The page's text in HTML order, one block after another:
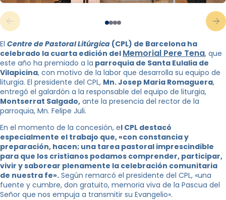
El Centre de Pastoral Litúrgica (CPL) de Barcelona ha
celebrado la cuarta edición del Memorial Pere Tena, que
este año ha premiado a la parroquia de Santa Eulalia de
Vilapicina, con motivo de la labor que desarrolla su equipo de
liturgia. El presidente del CPL, Mn. Josep Maria Romaguera,
entregó el galardón a la responsable del equipo de liturgia,
Montserrat Salgado, ante la presencia del rector de la
parroquia, Mn. Felipe Juli.
En el momento de la concesión, el CPL destacó
especialmente el trabajo que, «con constancia y
preparación, hacen; una tarea pastoral imprescindible
para que los cristianos podamos comprender, participar,
vivir y saborear plenamente la celebración comunitaria
de nuestra fe». Según remarcó el presidente del CPL, «una
fuente y cumbre, don gratuito, memoria viva de la Pascua del
Señor que nos empuja a transmitir su Evangelio».